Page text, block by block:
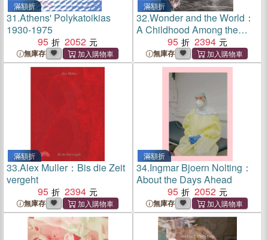
滿額折
31.Athens' Polykatoikias
1930-1975
95
2052
無庫存
滿額折
32.Wonder and the World：
A Childhood Among the
Species95 2394
無庫存
滿額折
33.Alex Muller：Bis die Zeit
vergeht
95
2394
無庫存
滿額折
34.Ingmar Bjoern Nolting：
About the Days Ahead
95
2052
無庫存